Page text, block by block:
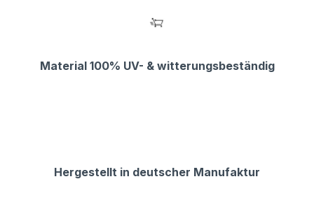
Material 100% UV- & witterungsbeständig
Hergestellt in deutscher Manufaktur